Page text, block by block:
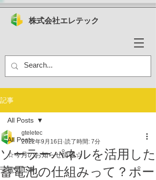
株式会社エレテック
記事
All Posts
☆今月のお知らせ情報☆
電気工事
All Posts
ソーラーパネルを活用した
蓄電池の仕組みって？ポー
gteletec
2022年9月16日 読了時間: 7分